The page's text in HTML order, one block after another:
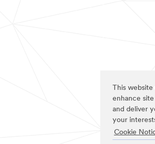
This
enhance
and deliver
your
Cookie